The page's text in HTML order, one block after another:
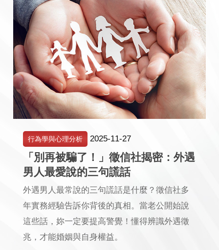
行為學與心理分析 2025-11-27
「別再被騙了！」徵信社揭密：外遇
男人最愛說的三句謊話
外遇男人最常說的三句謊話是什麼？徵信社多
年實務經驗告訴你背後的真相。當老公開始說
這些話，妳一定要提高警覺！懂得辨識外遇徵
兆，才能婚姻與自身權益。